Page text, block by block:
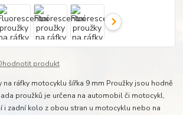
produkt
ráfky motocyklu šířka 9 mm Proužky jsou hodně
proužků je určena na automobil či motocykl,
i zadní kolo z obou stran u motocyklu nebo na